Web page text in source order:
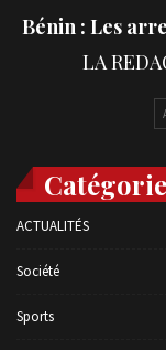
Bénin : Les
ACTUALITÉS
Société
Sports